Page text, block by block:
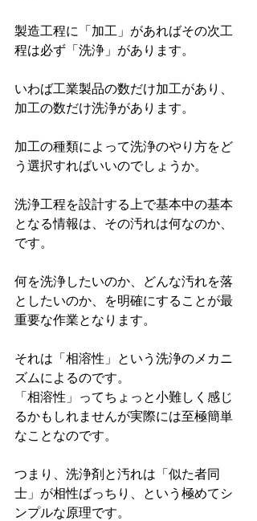
製造工程に「加工」があればその次工
程は必ず「洗浄」があります。
いわば工業製品の数だけ加工があり、
加工の数だけ洗浄があります。
加工の種類によって洗浄のやり方をど
う選択すればいいのでしょうか。
洗浄工程を設計する上で基本中の基本
となる情報は、その汚れは何なのか、
です。
何を洗浄したいのか、どんな汚れを落
としたいのか、を明確にすることが最
重要な作業となります。
それは「相溶性」という洗浄のメカニ
ズムによるのです。
「相溶性」ってちょっと小難しく感じ
るかもしれませんが実際には至極簡単
なことなのです。
つまり、洗浄剤と汚れは「似た者同
士」が相性ばっちり、という極めてシ
ンプルな原理です。